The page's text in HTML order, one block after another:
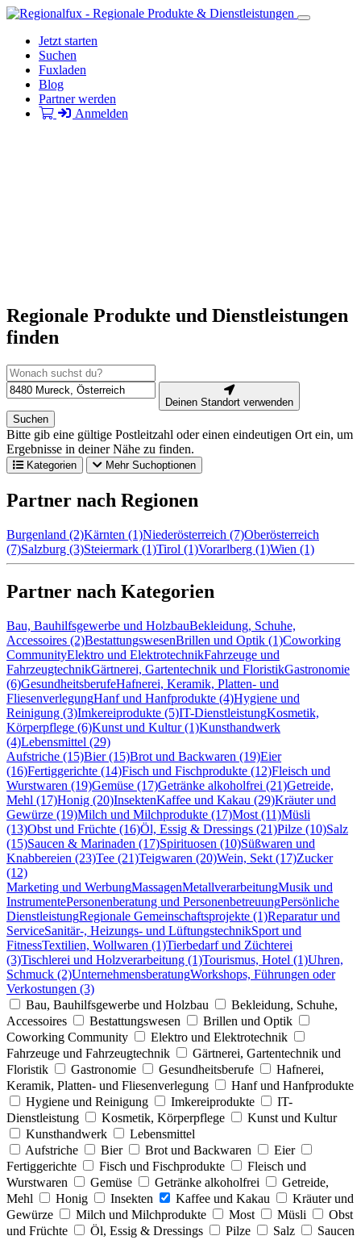
Jetzt starten
Suchen
Fuxladen
Blog
Partner werden
Anmelden
Regionale Produkte und Dienstleistungen
finden
Deinen Standort verwenden
Suchen
Bitte gib eine gültige Postleitzahl oder einen eindeutigen Ort ein, um
Ergebnisse in deiner Nähe zu finden.
Kategorien Mehr Suchoptionen
Partner nach Regionen
Burgenland (2)Kärnten (1)Niederösterreich (7)Oberösterreich
(7)Salzburg (3)Steiermark (1)Tirol (1)Vorarlberg (1)Wien (1)
Partner nach Kategorien
Bau, Bauhilfsgewerbe und HolzbauBekleidung, Schuhe,
Accessoires (2)BestattungswesenBrillen und Optik (1)Coworking
CommunityElektro und ElektrotechnikFahrzeuge und
FahrzeugtechnikGärtnerei, Gartentechnik und FloristikGastronomie
(6)GesundheitsberufeHafnerei, Keramik, Platten- und
FliesenverlegungHanf und Hanfprodukte (4)Hygiene und
Reinigung (3)Imkereiprodukte (5)IT-DienstleistungKosmetik,
Körperpflege (6)Kunst und Kultur (1)Kunsthandwerk
(4)Lebensmittel (29)
Aufstriche (15)Bier (15)Brot und Backwaren (19)Eier
(16)Fertiggerichte (14)Fisch und Fischprodukte (12)Fleisch und
Wurstwaren (19)Gemüse (17)Getränke alkoholfrei (21)Getreide,
Mehl (17)Honig (20)InsektenKaffee und Kakau (29)Kräuter und
Gewürze (19)Milch und Milchprodukte (17)Most (11)Müsli
(13)Obst und Früchte (16)Öl, Essig & Dressings (21)Pilze (10)Salz
(15)Saucen & Marinaden (17)Spirituosen (10)Süßwaren und
Knabbereien (23)Tee (21)Teigwaren (20)Wein, Sekt (17)Zucker
(12)
Marketing und WerbungMassagenMetallverarbeitungMusik und
InstrumentePersonenberatung und PersonenbetreuungPersönliche
DienstleistungRegionale Gemeinschaftsprojekte (1)Reparatur und
ServiceSanitär-, Heizungs- und LüftungstechnikSport und
FitnessTextilien, Wollwaren (1)Tierbedarf und Züchterei
(3)Tischlerei und Holzverarbeitung (1)Tourismus, Hotel (1)Uhren,
Schmuck (2)UnternehmensberatungWorkshops, Führungen oder
Verkostungen (3)
Bau, Bauhilfsgewerbe und Holzbau
Bekleidung, Schuhe,
Accessoires
Bestattungswesen
Brillen und Optik
Coworking Community
Elektro und Elektrotechnik
Fahrzeuge und Fahrzeugtechnik
Gärtnerei, Gartentechnik und
Floristik
Gastronomie Gesundheitsberufe
Hafnerei,
Keramik, Platten- und Fliesenverlegung
Hanf und Hanfprodukte
Hygiene und Reinigung
Imkereiprodukte
IT-
Dienstleistung
Kosmetik, Körperpflege
Kunst und Kultur
Kunsthandwerk
Lebensmittel
Aufstriche
Bier Brot und Backwaren
Eier
Fertiggerichte
Fisch und Fischprodukte
Fleisch und
Wurstwaren
Gemüse Getränke alkoholfrei
Getreide,
Mehl
Honig Insekten Kaffee und Kakau
Kräuter und
Gewürze
Milch und Milchprodukte Most Müsli
Obst
und Früchte
Öl, Essig & Dressings Pilze Salz
Saucen